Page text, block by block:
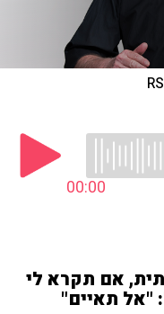
00:00
אם תקרא לי
תאיים"